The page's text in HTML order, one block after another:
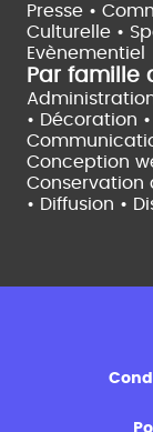
Presse •
Culturelle •
Evènementiel
Par famille
• Décoration
Conception
Conservation
• Diffusion •